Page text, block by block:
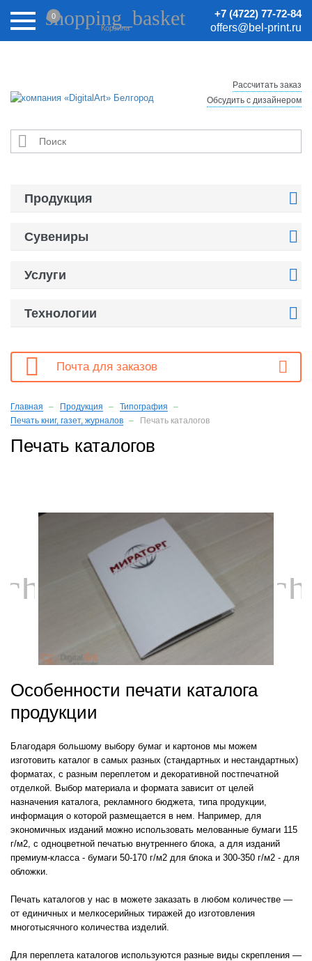
Внимание! Цены на сайте могут быть неактуальными.
Актуальные цены уточняйте у менеджеров.
+7 (4722) 77-72-84
offers@bel-print.ru
shopping_basket
Корзина
0

Рассчитать заказ
Обсудить с дизайнером
Продукция 
Сувениры 
Услуги 
Технологии 
 Почта для заказов
Главная Продукция
Типография
Печать книг, газет, журналов
Печать каталогов
Печать каталогов
chevron_left
Особенности печати каталога
продукции
Благодаря большому выбору бумаг и картонов мы можем
изготовить каталог в самых разных (стандартных и нестандартных)
форматах, с разным переплетом и декоративной постпечатной
отделкой. Выбор материала и формата зависит от целей
назначения каталога, рекламного бюджета, типа продукции,
информация о которой размещается в нем. Например, для
экономичных изданий можно использовать мелованные бумаги 115
г/м2, с одноцветной печатью внутреннего блока, а для изданий
премиум-класса - бумаги 50-170 г/м2 для блока и 300-350 г/м2 - для
обложки.
Печать каталогов у нас в можете заказать в любом количестве —
от единичных и мелкосерийных тиражей до изготовления
многотысячного количества изделий.
Для переплета каталогов используются разные виды скрепления —